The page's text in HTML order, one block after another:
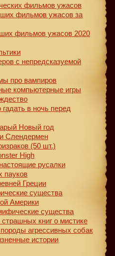
фильмов ужасов
фильмов ужасов за
фильмов ужасов 2020
с непредсказуемой
про вампиров
компьютерные игры
в ночь перед
Новый год
Слендермен
(50 шт.)
High
русалки
пауков
Греции
существа
Америки
существа
книг о мистике
агрессивных собак
истории